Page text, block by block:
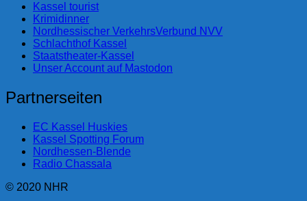
Kassel tourist
Krimidinner
Nordhessischer VerkehrsVerbund NVV
Schlachthof Kassel
Staatstheater-Kassel
Unser Account auf Mastodon
Partnerseiten
EC Kassel Huskies
Kassel Spotting Forum
Nordhessen-Blende
Radio Chassala
© 2020 NHR